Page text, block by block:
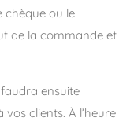
chèque ou le
de la commande et
ensuite
clients. À l’heure